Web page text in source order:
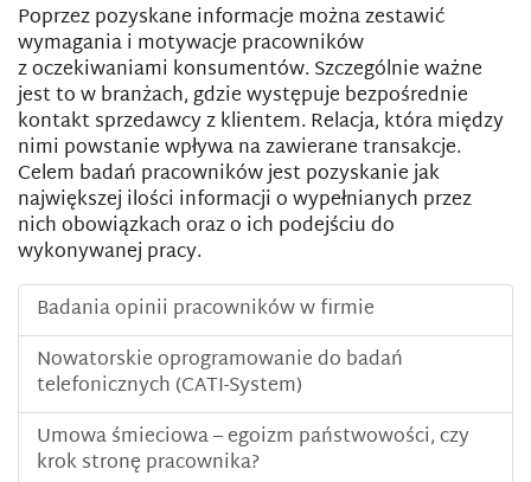
Poprzez pozyskane informacje można zestawić
wymagania i motywacje pracowników
z oczekiwaniami konsumentów. Szczególnie ważne
jest to w branżach, gdzie występuje bezpośrednie
kontakt sprzedawcy z klientem. Relacja, która między
nimi powstanie wpływa na zawierane transakcje.
Celem badań pracowników jest pozyskanie jak
największej ilości informacji o wypełnianych przez
nich obowiązkach oraz o ich podejściu do
wykonywanej pracy.
Badania opinii pracowników w firmie
Nowatorskie oprogramowanie do badań
telefonicznych (CATI-System)
Umowa śmieciowa – egoizm państwowości, czy
krok stronę pracownika?